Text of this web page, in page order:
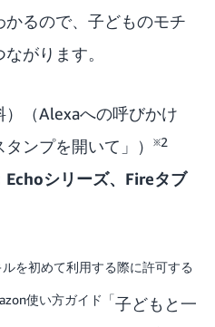
るので、子どものモチ
がります。
）（Alexaへの呼びかけ
ンプを開いて」）
※2
Echoシリーズ、Fireタブ
を初めて利用する際に許可する
使い方ガイド「子どもと一